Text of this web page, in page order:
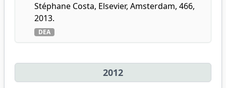
Stéphane Costa, Elsevier, Amsterdam, 466,
2013.
DEA
2012